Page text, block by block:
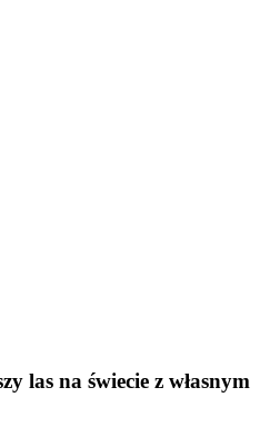
las na świecie z własnym